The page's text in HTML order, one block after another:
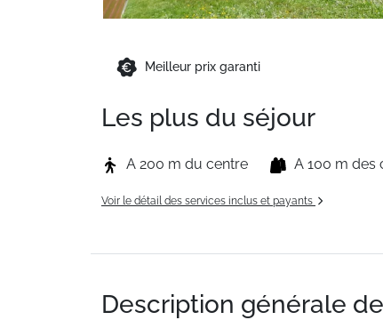
Meilleur prix garanti
Les plus du séjour
A 200 m du centre A 100 m des
Voir le détail des services inclus et payants
Description générale